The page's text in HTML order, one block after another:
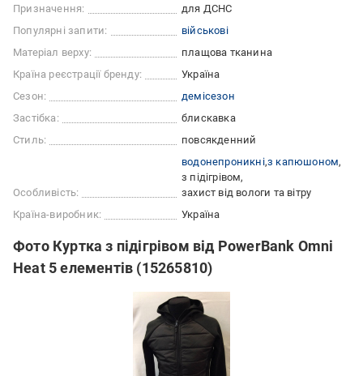
Призначення:
для ДСНС
Популярні запити:
військові
Матеріал верху:
плащова тканина
Країна реєстрації бренду:
Україна
Сезон:
демісезон
Застібка:
блискавка
Стиль:
повсякденний
Особливість:
водонепроникні з капюшоном
з підігрівом
захист від вологи та вітру
Країна-виробник:
Україна
Фото Куртка з підігрівом від PowerBank Omni
Heat 5 елементів (15265810)